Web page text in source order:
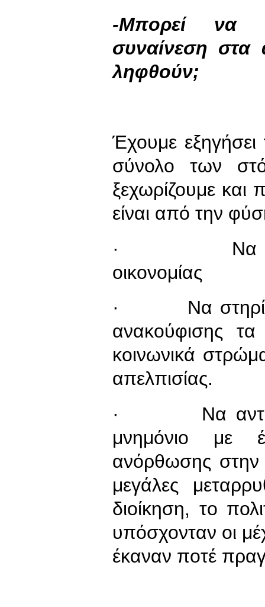
-Μπορεί να
συναίνεση
ληφθούν;
Έχουμε
σύνολο των
ξεχωρίζουμε και
είναι από την
· Να
οικονομίας
· Να
ανακούφισης
κοινωνικά
απελπισίας.
· Να
μνημόνιο με
ανόρθωσης στην
μεγάλες
διοίκηση, το
υπόσχονταν οι
έκαναν ποτέ